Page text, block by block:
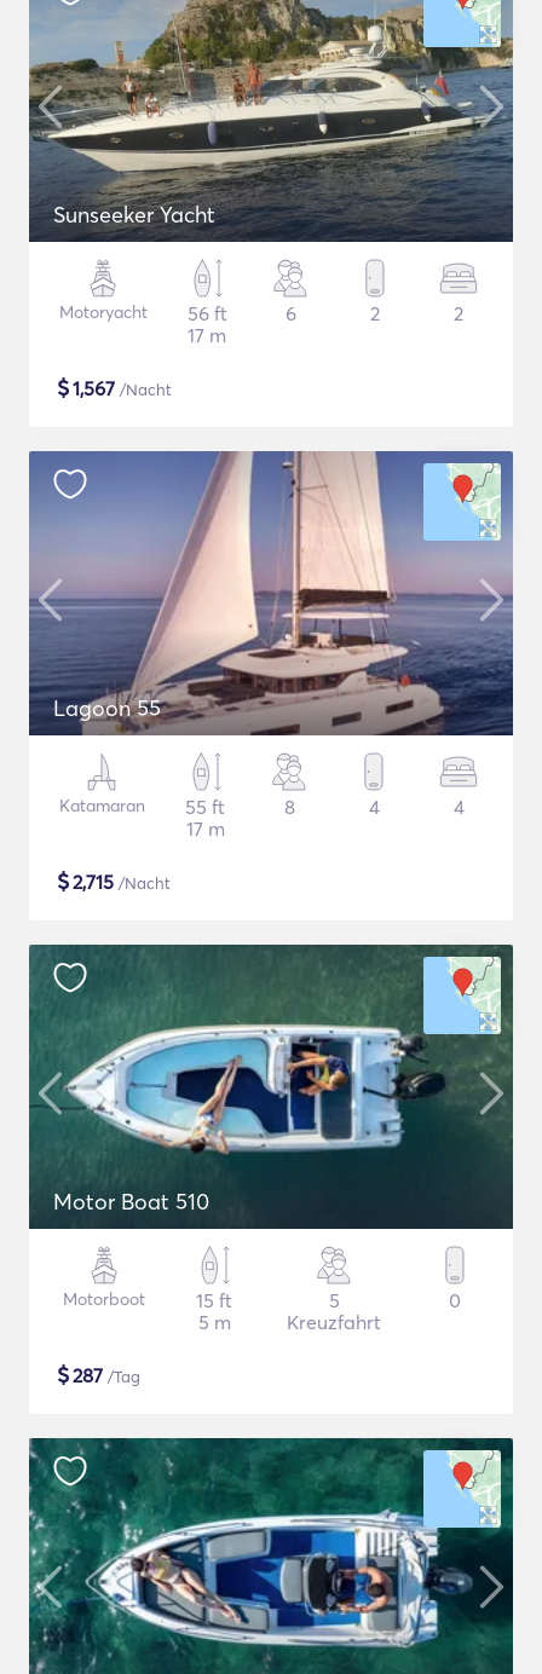
Sunseeker Yacht
Motoryacht
56 ft
17 m
6 2 2
$1,567 /Nacht
Lagoon 55
Katamaran
55 ft
17 m
8 4 4
$2,715 /Nacht
Motor Boat 510
Motorboot
15 ft
5 m
5
Kreuzfahrt
0
$287 /Tag